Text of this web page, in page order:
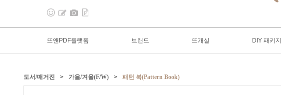
뜨앤PDF플랫폼 브랜드 뜨개실 DIY 패키지
도서/매거진 > 가을/겨울(F/W) > 패턴 북(Pattern Book)